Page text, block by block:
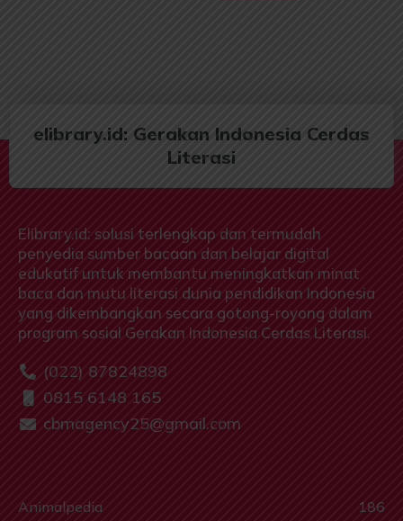
elibrary.id: Gerakan Indonesia Cerdas
Literasi
Elibrary.id: solusi terlengkap dan termudah
penyedia sumber bacaan dan belajar digital
edukatif untuk membantu meningkatkan minat
baca dan mutu literasi dunia pendidikan Indonesia
yang dikembangkan secara gotong-royong dalam
program sosial Gerakan Indonesia Cerdas Literasi.
(022) 87824898
0815 6148 165
cbmagency25@gmail.com
Animalpedia
186